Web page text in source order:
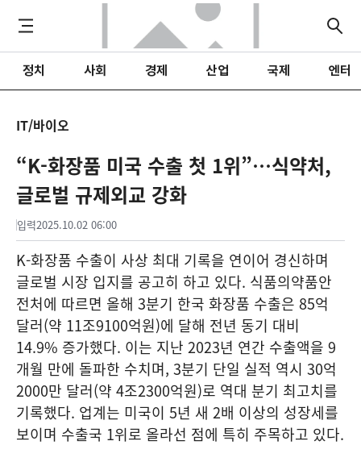
정치 사회 경제 산업 국제 엔터
IT/바이오
“K-화장품 미국 수출 첫 1위”…식약처,
글로벌 규제외교 강화
입력2025.10.02 06:00
K-화장품 수출이 사상 최대 기록을 연이어 경신하며
글로벌 시장 입지를 공고히 하고 있다. 식품의약품안
전처에 따르면 올해 3분기 한국 화장품 수출은 85억
달러(약 11조9100억원)에 달해 전년 동기 대비
14.9% 증가했다. 이는 지난 2023년 연간 수출액을 9
개월 만에 돌파한 수치며, 3분기 단일 실적 역시 30억
2000만 달러(약 4조2300억원)로 역대 분기 최고치를
기록했다. 업계는 미국이 5년 새 2배 이상의 성장세를
보이며 수출국 1위로 올라선 점에 특히 주목하고 있다.